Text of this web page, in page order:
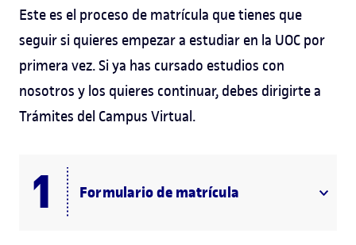
Este es el proceso de matrícula que tienes que
seguir si quieres empezar a estudiar en la UOC por
primera vez. Si ya has cursado estudios con
nosotros y los quieres continuar, debes dirigirte a
Trámites del Campus Virtual.
Formulario de matrícula